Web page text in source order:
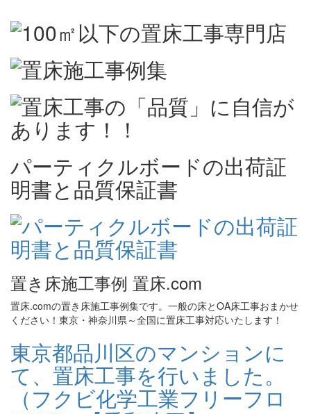
パーティクルボードの出荷証
明書と品質保証書
置き床施工事例 置床.com
置床.comの置き床施工事例集です。一般の床とOA床工事おまかせ
ください！東京・神奈川県～全国に置床工事対応いたします！
東京都品川区のマンションに
て、置床工事を行いました。
（フクビ化学工業フリーフロ